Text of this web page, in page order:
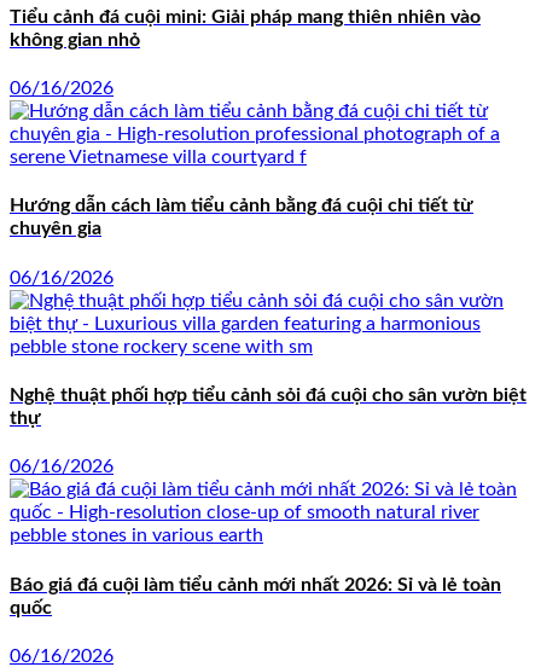
Tiểu cảnh đá cuội mini: Giải pháp mang thiên nhiên vào
không gian nhỏ
06/16/2026
Hướng dẫn cách làm tiểu cảnh bằng đá cuội chi tiết từ
chuyên gia
06/16/2026
Nghệ thuật phối hợp tiểu cảnh sỏi đá cuội cho sân vườn biệt
thự
06/16/2026
Báo giá đá cuội làm tiểu cảnh mới nhất 2026: Sỉ và lẻ toàn
quốc
06/16/2026